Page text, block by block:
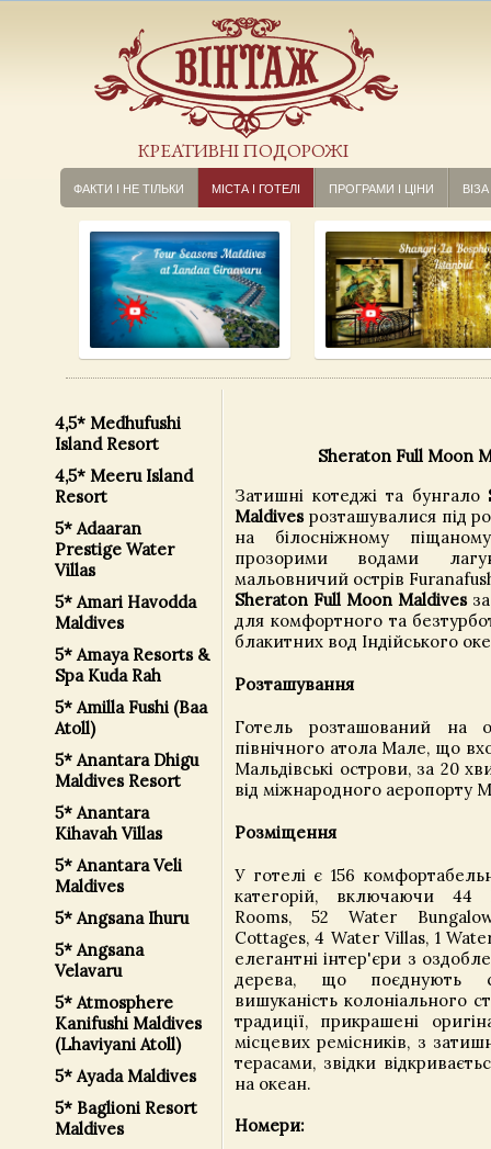
КРЕАТИВНІ ПОДОРОЖІ
ФАКТИ І НЕ ТІЛЬКИ МІСТА І ГОТЕЛІ ПРОГРАМИ І ЦІНИ ВІЗА
4,5* Medhufushi
Island Resort
4,5* Meeru Island
Resort
5* Adaaran
Prestige Water
Villas
5* Amari Havodda
Maldives
5* Amaya Resorts &
Spa Kuda Rah
5* Amilla Fushi (Baa
Atoll)
5* Anantara Dhigu
Maldives Resort
5* Anantara
Kihavah Villas
5* Anantara Veli
Maldives
5* Angsana Ihuru
5* Angsana
Velavaru
5* Atmosphere
Kanifushi Maldives
(Lhaviyani Atoll)
5* Ayada Maldives
5* Baglioni Resort
Maldives
Sheraton Full Moon
Затишні котеджі та бунгало
Maldivesрозташувалися під
на білосніжному
прозорими водами
мальовничий острів
Sheraton Full Moon Maldives
для комфортного та
блакитних вод Індійського
Розташування
Готель розташований на
північного атола Мале, що
Мальдівські острови, за 20
від міжнародного аеропорту
Розміщення
У готелі є 156
категорій, включаючи 44
Rooms, 52 Water
Cottages, 4 Water Villas, 1
елегантні інтер'єри з
дерева, що поєднують
вишуканість колоніального
традиції, прикрашені
місцевих ремісників, з
терасами, звідки
на океан.
Номери: